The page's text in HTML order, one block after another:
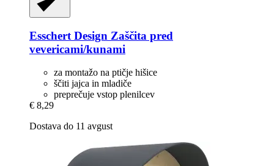
Esschert Design Zaščita pred
vevericami/kunami
za montažo na ptičje hišice
ščiti jajca in mladiče
preprečuje vstop plenilcev
€ 8,29
Dostava do 11 avgust